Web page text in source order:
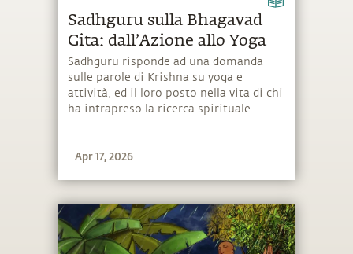
Sadhguru sulla Bhagavad
Gita: dall’Azione allo Yoga
Sadhguru risponde ad una domanda
sulle parole di Krishna su yoga e
attività, ed il loro posto nella vita di chi
ha intrapreso la ricerca spirituale.
Apr 17, 2026